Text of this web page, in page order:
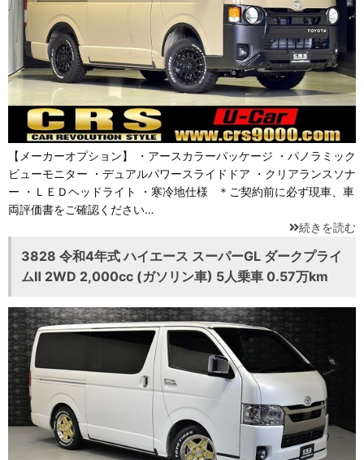
【メーカーオプション】 ・アースカラーパッケージ ・パノラミック
ビューモニター ・デュアルパワースライドドア ・クリアランスソナ
ー ・ＬＥＤヘッドライト ・寒冷地仕様 ＊ご契約前に必ず現車、車
両評価書をご確認ください…
続きを読む
3828 令和4年式 ハイエース スーパーGL ダークプライ
ムⅡ 2WD 2,000cc (ガソリン車) 5人乗車 0.57万km